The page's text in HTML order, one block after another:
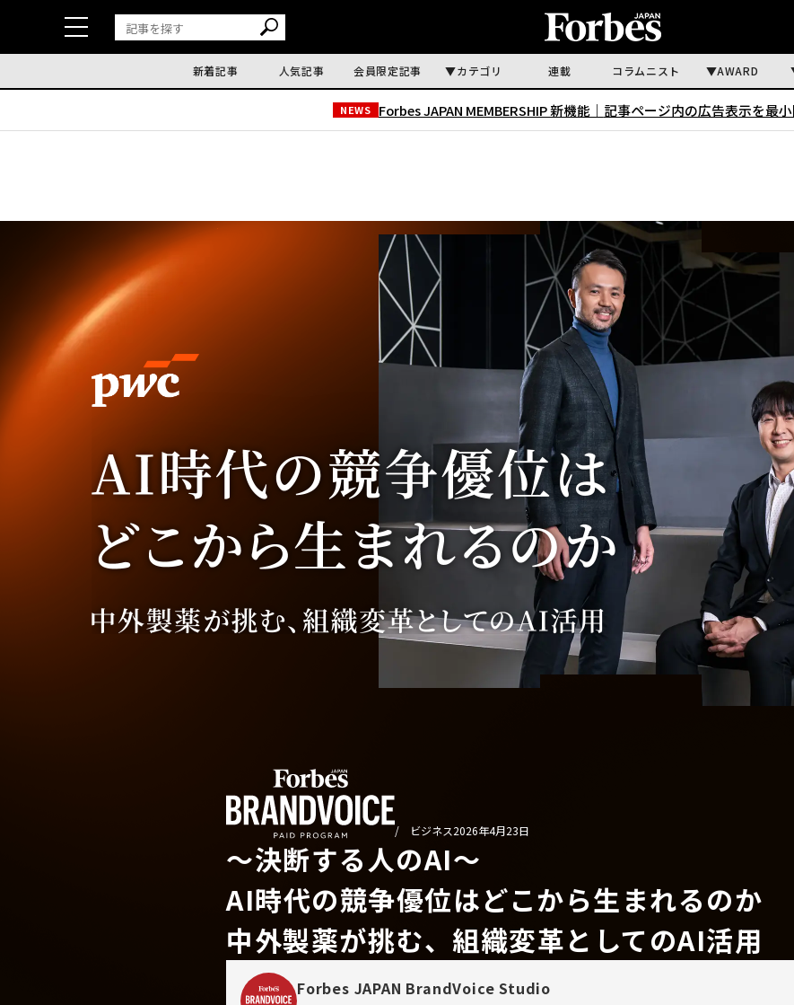
新着記事 人気記事 会員限定記事 カテゴリ 連載 コラムニスト AWARD
NEWS Forbes JAPAN MEMBERSHIP 新機能｜ 記事ページ内の広告表示を最
/ ビジネス2026年4月23日
〜決断する人のAI〜
AI時代の競争優位はどこから生まれるのか
中外製薬が挑む、組織変革としてのAI活用
Forbes JAPAN BrandVoice Studio